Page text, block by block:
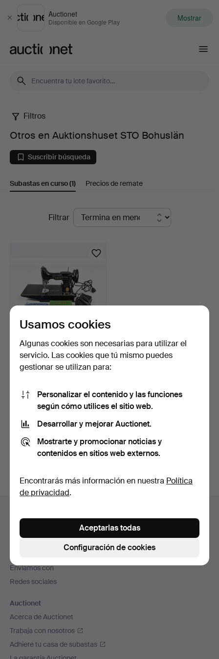
Cerrar
Auctionet
Disponible en Google Play Mostrar
Otros
en
Auktionshuset
STO
Bohuslän
Filtros
Otros en Auktionshuset STO Bohuslän
Suscribir búsqueda
Subastas en curso(1) Precios de remate
SubastasFiltrar
MÁQUINA DE COSER,
Singer Featherweight 221…
1 día
317 USD
También puedes buscar ennuestro archivo de
subastas concluidas.
en
de
página
Contacta con el servicio de atención al cliente
Todas las casas de subastas
Enviamos con
Redes sociales
Auctionet
Acerca de Auctionet
Trabaja con nosotros
Adhiere tu casa de subastas
Usamos cookies
Algunas cookies son necesarias para utilizar el
servicio. Las cookies que tú mismo puedes
gestionar se utilizan para:
Personalizar el contenido y las funciones
según cómo utilices el sitio web.
Desarrollar y mejorar Auctionet.
Mostrarte y promocionar noticias y
contenidos en sitios web externos.
Encontrarás más información en nuestra Política
de privacidad.
Configuración de cookies
Aceptarlas todas